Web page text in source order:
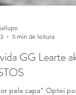
5 min de leitura